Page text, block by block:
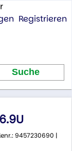
Registrieren
9457230690 |